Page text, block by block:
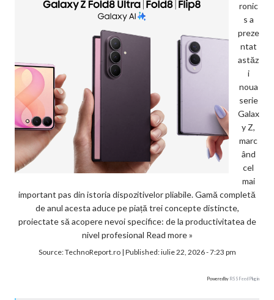
ronic
s a
preze
ntat
astăz
i
noua
serie
Galax
y Z,
marc
ând
cel
mai
important pas din istoria dispozitivelor pliabile. Gamă completă
de anul acesta aduce pe piață trei concepte distincte,
proiectate să acopere nevoi specifice: de la productivitatea de
nivel profesional Read more »
Source:TechnoReport.ro| Published:iulie 22, 2026 - 7:23 pm
Powered by RSS Feed Plugin